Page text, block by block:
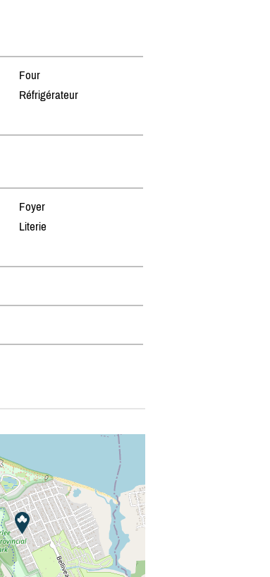
Four
Réfrigérateur
Foyer
Literie